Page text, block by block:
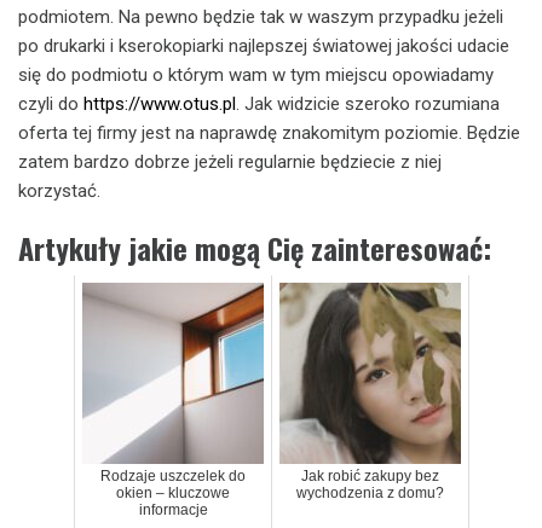
podmiotem. Na pewno będzie tak w waszym przypadku jeżeli
po drukarki i kserokopiarki najlepszej światowej jakości udacie
się do podmiotu o którym wam w tym miejscu opowiadamy
czyli do https://www.otus.pl. Jak widzicie szeroko rozumiana
oferta tej firmy jest na naprawdę znakomitym poziomie. Będzie
zatem bardzo dobrze jeżeli regularnie będziecie z niej
korzystać.
Artykuły jakie mogą Cię zainteresować:
Rodzaje uszczelek do
okien – kluczowe
informacje
Jak robić zakupy bez
wychodzenia z domu?